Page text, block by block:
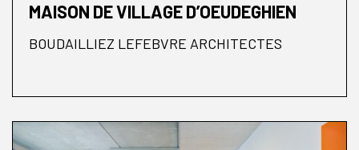
MAISON DE VILLAGE D’OEUDEGHIEN
BOUDAILLIEZ LEFEBVRE ARCHITECTES